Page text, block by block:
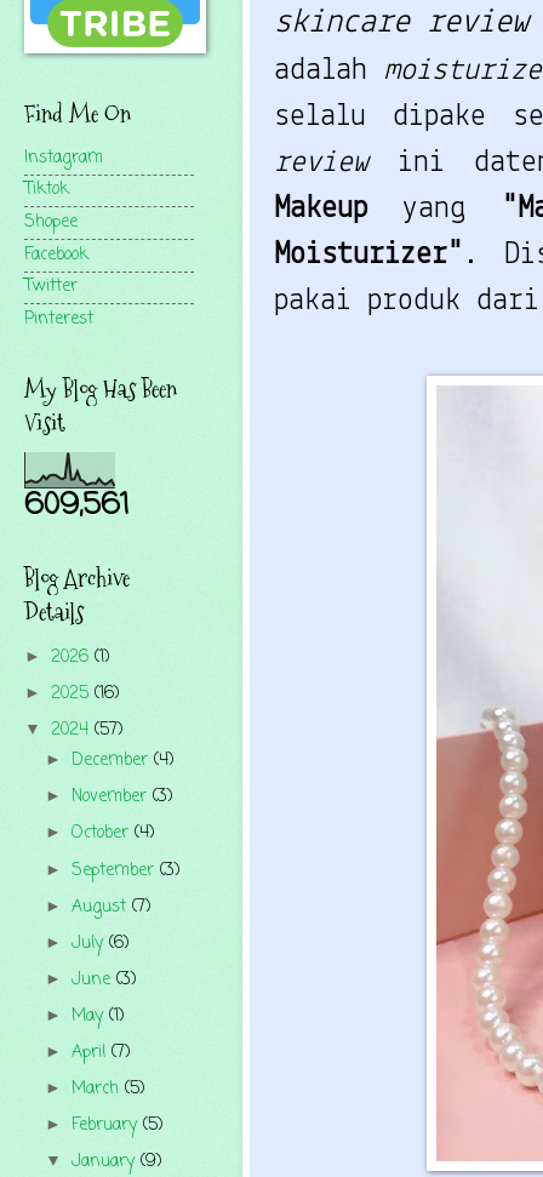
skincare
adalah
selalu dipake
review ini
Makeup yang
Moisturizer" .
pakai produk
Find Me On
Instagram
Tiktok
Shopee
Facebook
Twitter
Pinterest
My Blog Has Been
Visit
609,561
Blog Archive
Details
► 2026 (1)
► 2025 (16)
▼ 2024 (57)
► December (4)
► November (3)
► October (4)
► September (3)
► August (7)
► July(6)
► June (3)
► May(1)
► April (7)
► March (5)
► February(5)
▼ January(9)